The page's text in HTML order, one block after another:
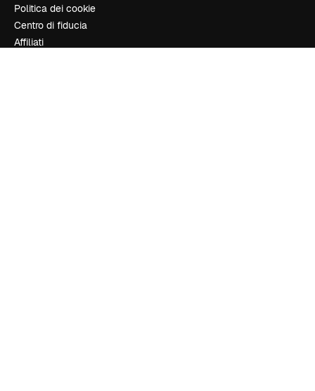
Politica dei cookie
Centro di fiducia
Affiliati